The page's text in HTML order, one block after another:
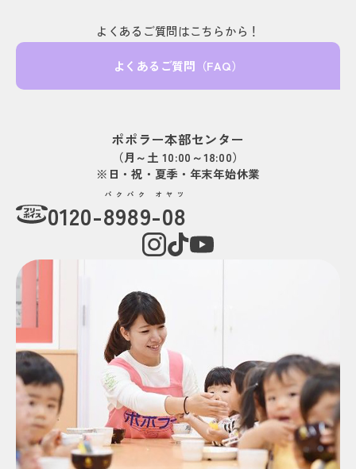
よくあるご質問はこちらから！
よくあるご質問（FAQ）
ポポラー本部センター
（月～土 10:00～18:00）
※日・祝・夏季・年末年始休業
0120-8989-08
パクパク オヤツ